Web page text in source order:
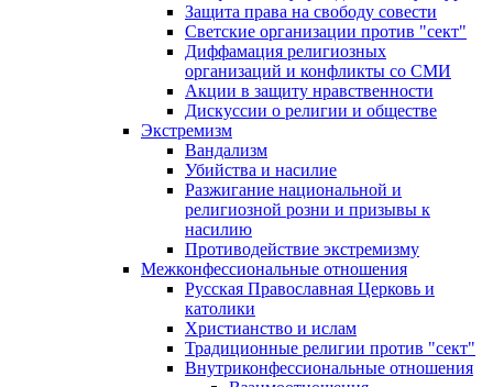
Защита права на свободу совести
Светские организации против "сект"
Диффамация религиозных
организаций и конфликты со СМИ
Акции в защиту нравственности
Дискуссии о религии и обществе
Экстремизм
Вандализм
Убийства и насилие
Разжигание национальной и
религиозной розни и призывы к
насилию
Противодействие экстремизму
Межконфессиональные отношения
Русская Православная Церковь и
католики
Христианство и ислам
Традиционные религии против "сект"
Внутриконфессиональные отношения